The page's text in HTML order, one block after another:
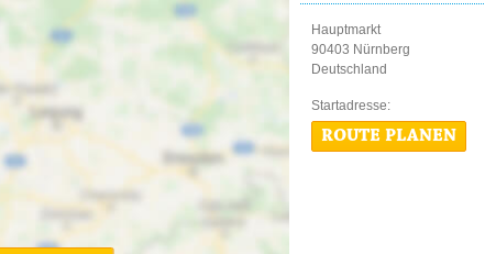
Hauptmarkt
90403 Nürnberg
Deutschland
ROUTE PLANEN